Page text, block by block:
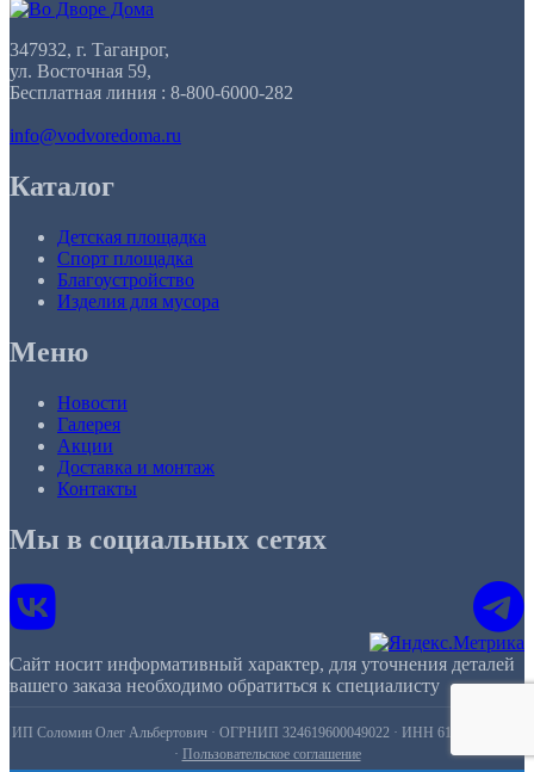
347932, г. Таганрог,
ул. Восточная 59,
Бесплатная линия : 8-800-6000-282
info@vodvoredoma.ru
Каталог
Детская площадка
Спорт площадка
Благоустройство
Изделия для мусора
Меню
Новости
Галерея
Акции
Доставка и монтаж
Контакты
Мы в социальных сетях
Сайт носит информативный характер, для уточнения деталей
вашего заказа необходимо обратиться к специалисту
ИП Соломин Олег Альбертович · ОГРНИП 324619600049022 · ИНН 615421947977
· Пользовательское соглашение